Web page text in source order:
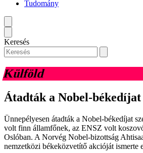
Tudomány
Keresés
Külföld
Átadták a Nobel-békedíjat
Ünnepélyesen átadták a Nobel-békedíjat
volt finn államfőnek, az ENSZ volt
Oslóban. A Norvég Nobel-bizottság
nemzetközi békeközvetítő akcióját ismerte